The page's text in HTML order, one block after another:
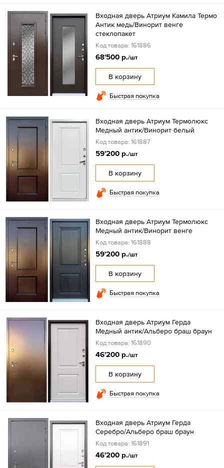
Входная дверь Атриум Камила Термо
Антик медь/Винорит венге
стеклопакет
Код товара: 161886
68'500 р./шт
В корзину
Быстрая покупка
Входная дверь Атриум Термолюкс
Медный антик/Винорит белый
Код товара: 161887
59'200 р./шт
В корзину
Быстрая покупка
Входная дверь Атриум Термолюкс
Медный антик/Винорит венге
Код товара: 161888
59'200 р./шт
В корзину
Быстрая покупка
Входная дверь Атриум Герда
Медный антик/Альберо браш браун
Код товара: 161890
46'200 р./шт
В корзину
Быстрая покупка
Входная дверь Атриум Герда
Серебро/Альберо браш браун
Код товара: 161891
46'200 р./шт